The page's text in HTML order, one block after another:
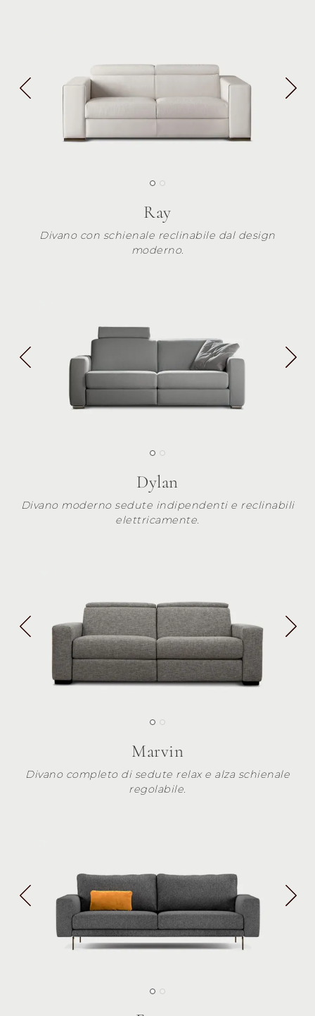
Ray
Divano con schienale reclinabile dal design
moderno.
Dylan
Divano moderno sedute indipendenti e reclinabili
elettricamente.
Marvin
Divano completo di sedute relax e alza schienale
regolabile.